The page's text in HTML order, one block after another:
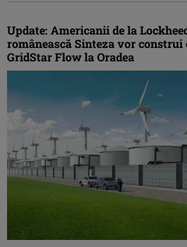
Update: Americanii de la
românească Sinteza vor construi
GridStar Flow la Oradea